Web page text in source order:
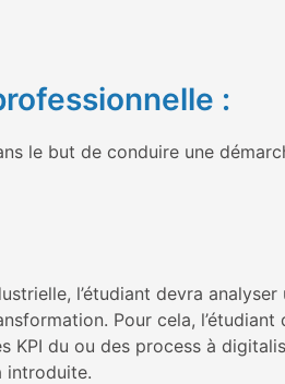
:
le but de conduire une
l’étudiant devra
Pour cela, l’étudiant
du ou des process à
introduite.